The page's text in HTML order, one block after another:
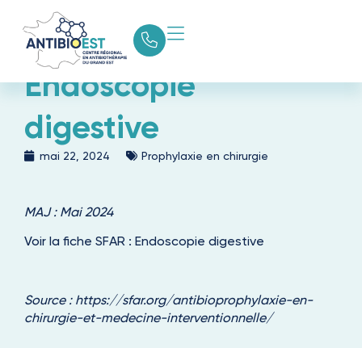
Endoscopie
digestive
mai 22, 2024 Prophylaxie en chirurgie
MAJ : Mai 2024
Voir la fiche SFAR : Endoscopie digestive
Source : https://sfar.org/antibioprophylaxie-en-
chirurgie-et-medecine-interventionnelle/